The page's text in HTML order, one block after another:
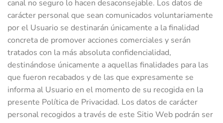
canal no seguro lo hacen desaconsejable. Los datos de
carácter personal que sean comunicados voluntariamente
por el Usuario se destinarán únicamente a la finalidad
concreta de promover acciones comerciales y serán
tratados con la más absoluta confidencialidad,
destinándose únicamente a aquellas finalidades para las
que fueron recabados y de las que expresamente se
informa al Usuario en el momento de su recogida en la
presente Política de Privacidad. Los datos de carácter
personal recogidos a través de este Sitio Web podrán ser